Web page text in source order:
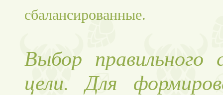
сбалансированные.
Выбор
цели. Для